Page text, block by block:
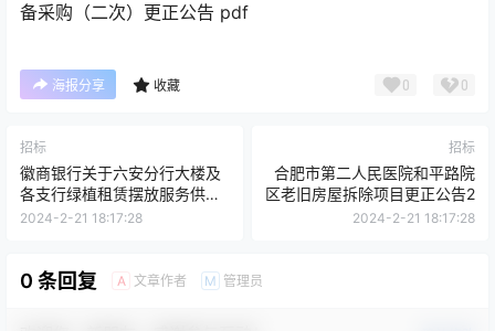
备采购（二次）更正公告 pdf
海报分享 收藏 0 0
招标
徽商银行关于六安分行大楼及
各支行绿植租赁摆放服务供应
商采购项目招标公告
2024-2-21 18:17:28
招标
合肥市第二人民医院和平路院
区老旧房屋拆除项目更正公告2
2024-2-21 18:17:28
0 条回复 A 文章作者 M 管理员